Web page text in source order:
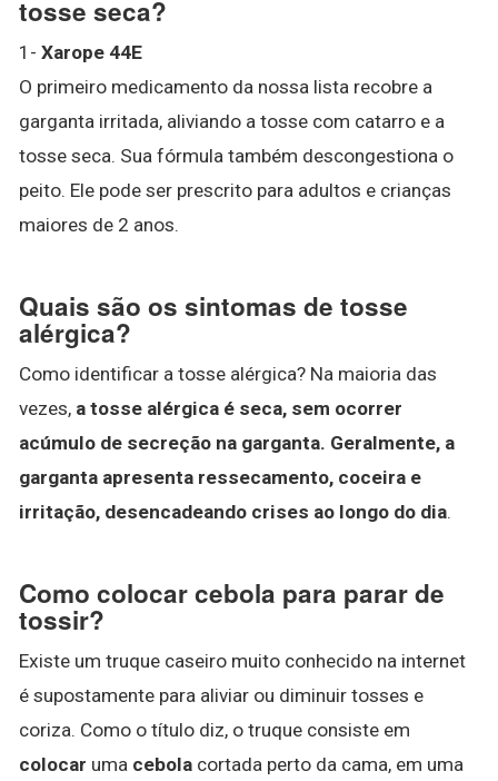
tosse seca?
1- Xarope 44E
O primeiro medicamento da nossa lista recobre a
garganta irritada, aliviando a tosse com catarro e a
tosse seca. Sua fórmula também descongestiona o
peito. Ele pode ser prescrito para adultos e crianças
maiores de 2 anos.
Quais são os sintomas de tosse
alérgica?
Como identificar a tosse alérgica? Na maioria das
vezes, a tosse alérgica é seca, sem ocorrer
acúmulo de secreção na garganta. Geralmente, a
garganta apresenta ressecamento, coceira e
irritação, desencadeando crises ao longo do dia.
Como colocar cebola para parar de
tossir?
Existe um truque caseiro muito conhecido na internet
é supostamente para aliviar ou diminuir tosses e
coriza. Como o título diz, o truque consiste em
colocar uma cebola cortada perto da cama, em uma